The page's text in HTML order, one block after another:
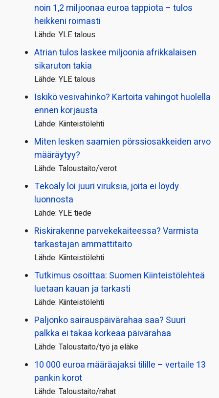
noin 1,2 miljoonaa euroa tappiota – tulos
heikkeni roimasti
Lähde: YLE talous
Atrian tulos laskee miljoonia afrikkalaisen
sikaruton takia
Lähde: YLE talous
Iskikö vesivahinko? Kartoita vahingot huolella
ennen korjausta
Lähde: Kiinteistölehti
Miten lesken saamien pörssi­osakkeiden arvo
määräytyy?
Lähde: Taloustaito/verot
Tekoäly loi juuri viruksia, joita ei löydy
luonnosta
Lähde: YLE tiede
Riskirakenne parvekekaiteessa? Varmista
tarkastajan ammattitaito
Lähde: Kiinteistölehti
Tutkimus osoittaa: Suomen Kiinteistölehteä
luetaan kauan ja tarkasti
Lähde: Kiinteistölehti
Paljonko sairauspäivä­rahaa saa? Suuri
palkka ei takaa korkeaa päivärahaa
Lähde: Taloustaito/työ ja eläke
10 000 euroa määräajaksi tilille – vertaile 13
pankin korot
Lähde: Taloustaito/rahat